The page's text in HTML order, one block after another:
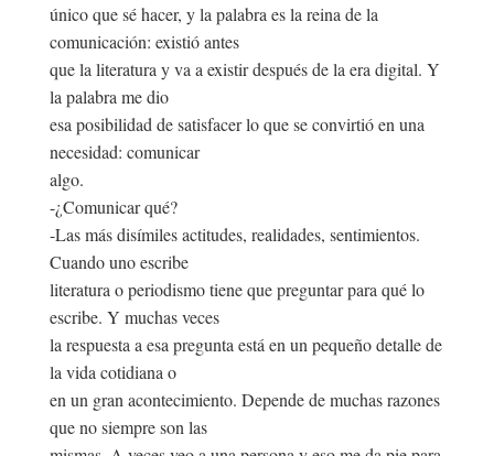
único que sé hacer, y la palabra es la reina de la
comunicación: existió antes
que la literatura y va a existir después de la era digital. Y
la palabra me dio
esa posibilidad de satisfacer lo que se convirtió en una
necesidad: comunicar
algo.
-¿Comunicar qué?
-Las más disímiles actitudes, realidades, sentimientos.
Cuando uno escribe
literatura o periodismo tiene que preguntar para qué lo
escribe. Y muchas veces
la respuesta a esa pregunta está en un pequeño detalle de
la vida cotidiana o
en un gran acontecimiento. Depende de muchas razones
que no siempre son las